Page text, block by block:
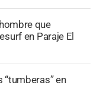
que
en Paraje El
en